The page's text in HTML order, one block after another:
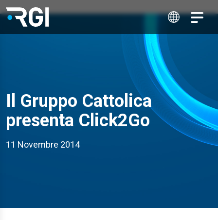
Il Gruppo Cattolica
presenta Click2Go
11 Novembre 2014